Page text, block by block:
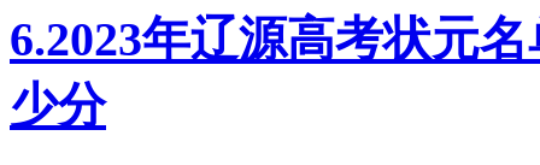
6.2023年辽源高考状元
少分